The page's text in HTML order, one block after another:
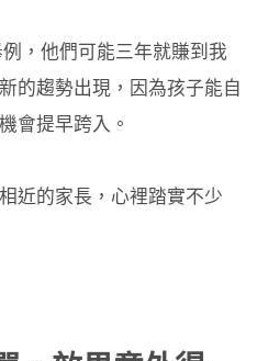
例，他們可能三年就賺到我
的趨勢出現，因為孩子能自
會提早跨入。
近的家長，心裡踏實不少